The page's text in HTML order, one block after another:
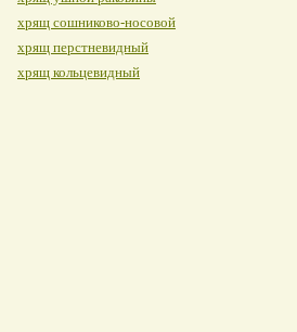
хрящ сошниково-носовой
хрящ перстневидный
хрящ кольцевидный